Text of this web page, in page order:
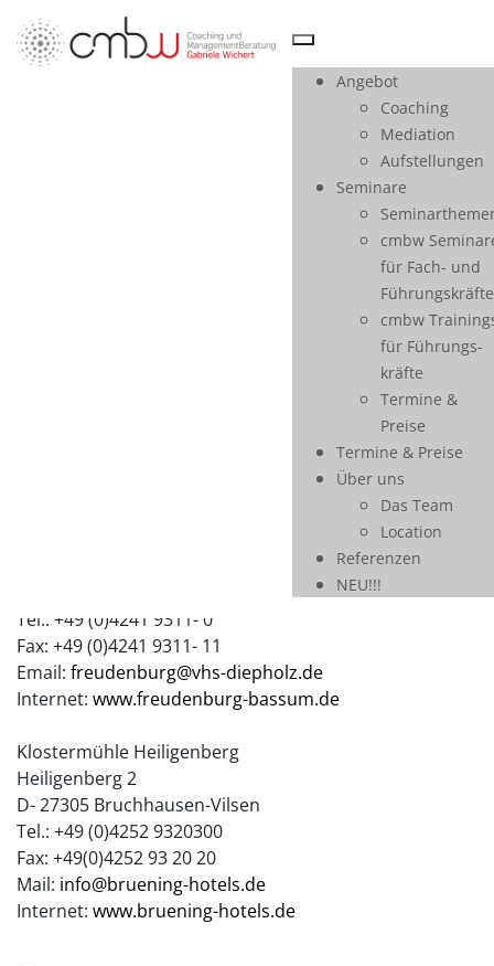
Angebot
Coaching
Mediation
Aufstellungen
Seminare
cmbw
für Fach- und
Führungskräfte
cmbw
für Führungs­
kräfte
Termine &
Preise
Termine & Preise
Über uns
Das Team
Location
Referenzen
NEU!!!
Teilnahmebedingungen und
Tel.: +49 (0)4241 9311- 0
Fax: +49 (0)4241 9311- 11
Email: freudenburg@vhs-diepholz.de
Internet: www.freudenburg-bassum.de
Klostermühle Heiligenberg
Heiligenberg 2
D- 27305 Bruchhausen-Vilsen
Tel.: +49 (0)4252 9320300
Fax: +49(0)4252 93 20 20
Mail: info@bruening-hotels.de
Internet: www.bruening-hotels.de